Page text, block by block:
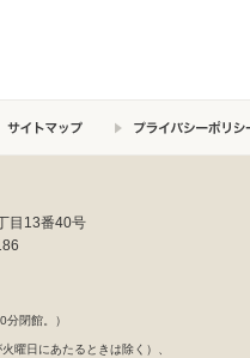
目13番40号
閉館。）
曜日にあたるときは除く）、